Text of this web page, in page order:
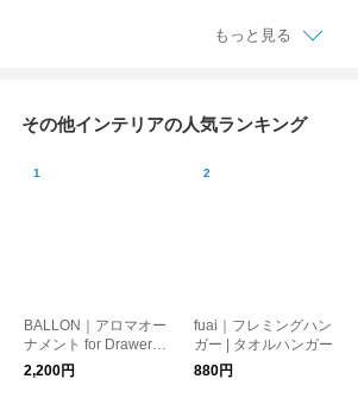
もっと見る
その他インテリアの人気ランキング
BALLON｜アロマオー
ナメント for Drawer D
AIFUKU Face A
2,200円
fuai｜フレミングハン
ガー | タオルハンガー
880円